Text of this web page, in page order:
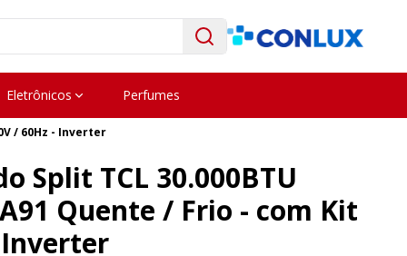
Eletrônicos Perfumes
/ 60Hz - Inverter
Split TCL 30.000BTU
Quente / Frio - com Kit
Inverter